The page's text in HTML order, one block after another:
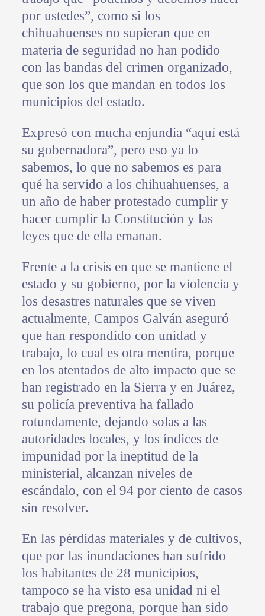
por ustedes”, como si los
chihuahuenses no supieran que en
materia de seguridad no han podido
con las bandas del crimen organizado,
que son los que mandan en todos los
municipios del estado.
Expresó con mucha enjundia “aquí está
su gobernadora”, pero eso ya lo
sabemos, lo que no sabemos es para
qué ha servido a los chihuahuenses, a
un año de haber protestado cumplir y
hacer cumplir la Constitución y las
leyes que de ella emanan.
Frente a la crisis en que se mantiene el
estado y su gobierno, por la violencia y
los desastres naturales que se viven
actualmente, Campos Galván aseguró
que han respondido con unidad y
trabajo, lo cual es otra mentira, porque
en los atentados de alto impacto que se
han registrado en la Sierra y en Juárez,
su policía preventiva ha fallado
rotundamente, dejando solas a las
autoridades locales, y los índices de
impunidad por la ineptitud de la
ministerial, alcanzan niveles de
escándalo, con el 94 por ciento de casos
sin resolver.
En las pérdidas materiales y de cultivos,
que por las inundaciones han sufrido
los habitantes de 28 municipios,
tampoco se ha visto esa unidad ni el
trabajo que pregona, porque han sido